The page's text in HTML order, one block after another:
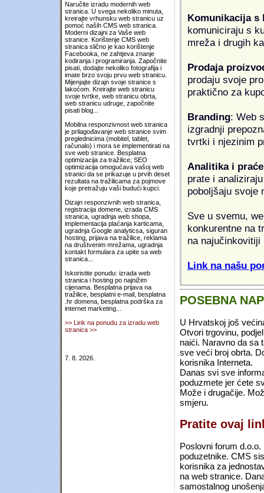
Naručite izradu modernih web
stranica. U svega nekoliko minuta,
kreirajte vrhunsku web stranicu uz
pomoć naših CMS web stranica.
Moderni dizajni za Vaše web
stranice. Korištenje CMS web
stranica slično je kao korištenje
Facebooka, ne zahtjeva znanje
kodiranja i programiranja. Započnite
pisati, dodajte nekoliko fotografija i
imate brzo svoju prvu web stranicu.
Mijenjajte dizajn svoje stranice s
lakoćom. Kreirajte web stranicu
svoje tvrtke, web stranicu obrta,
web stranicu udruge, započnite
pisati blog...
Mobilna responzivnost web stranica
je prilagođavanje web stranice svim
preglednicima (mobitel, tablet,
računalo) i mora se implementirati na
sve web stranice. Besplatna
optimizacija za tražilice; SEO
optimizacija omogućava vašoj web
stranici da se prikazuje u prvih deset
rezultata na tražilicama za pojmove
koje pretražuju vaši budući kupci.
Dizajn responzivnih web stranica,
registracija domene, izrada CMS
stranica, ugradnja web shopa,
implementacija plaćanja karticama,
ugradnja Google analyticsa, siguran
hosting, prijava na tražilice, reklama
na društvenim mrežama, ugradnja
kontakt formulara za upite sa web
stranica...
Iskoristite ponudu: izrada web
stranica i hosting po najnižim
cijenama. Besplatna prijava na
tražilice, besplatni e-mail, besplatna
.hr domena, besplatna podrška za
internet marketing...
>> Link na ponudu za izradu web
stranica >>
7. 8. 2026.
Komunikacija s
komuniciraju s
mreža i drugih
Prodaja
prodaju svoje
praktično za
Branding: Web
izgradnji
tvrtki i njezinim
Analitika i
prate i
poboljšaju svoje
Sve u svemu,
konkurentne na
na najučinkovitiji
Link na našu
POSEBNA
U Hrvatskoj još
Otvori trgovinu,
naići. Naravno da sa
sve veći broj obrta.
korisnika Interneta.
Danas svi sve
poduzmete jer ćete
Može i drugačije.
smjeru.
Pratite ovaj
Poslovni forum
poduzetnike. CMS
korisnika za
na web stranice.
samostalnog